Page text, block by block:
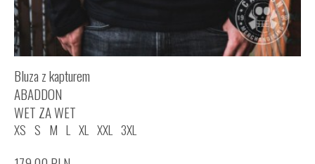
Bluza z kapturem
ABADDON
WET ZA WET
XS S M L XL XXL 3XL